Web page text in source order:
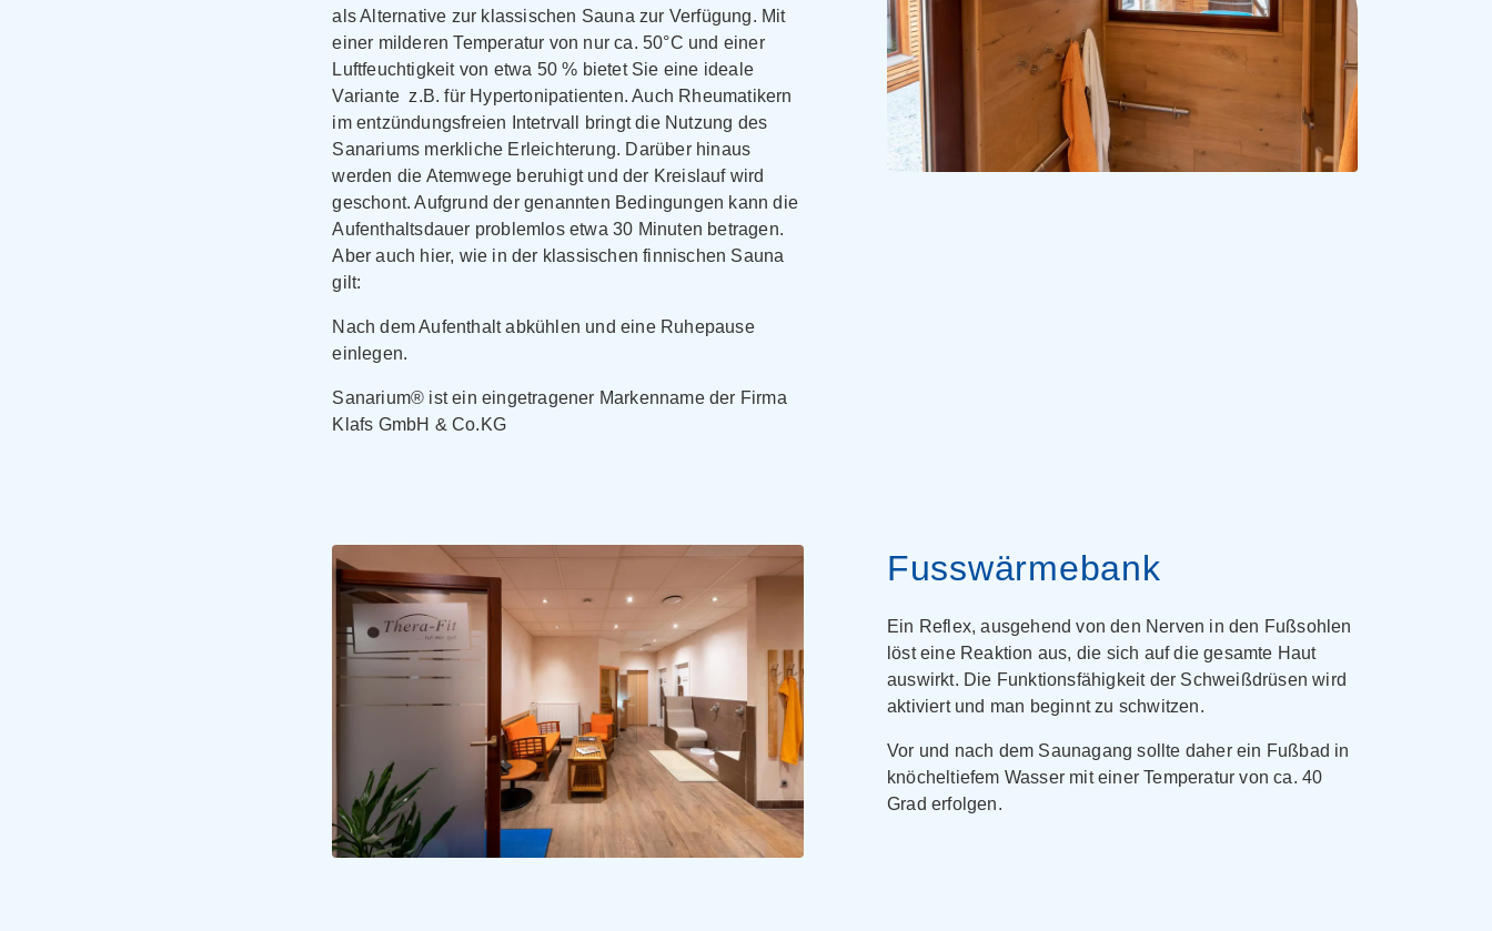
als Alternative zur klassischen Sauna zur Verfügung. Mit
einer milderen Temperatur von nur ca. 50°C und einer
Luftfeuchtigkeit von etwa 50 % bietet Sie eine ideale
Variante z.B. für Hypertonipatienten. Auch Rheumatikern
im entzündungsfreien Intetrvall bringt die Nutzung des
Sanariums merkliche Erleichterung. Darüber hinaus
werden die Atemwege beruhigt und der Kreislauf wird
geschont. Aufgrund der genannten Bedingungen kann die
Aufenthaltsdauer problemlos etwa 30 Minuten betragen.
Aber auch hier, wie in der klassischen finnischen Sauna
gilt:
Nach dem Aufenthalt abkühlen und eine Ruhepause
einlegen.
Sanarium® ist ein eingetragener Markenname der Firma
Klafs GmbH & Co.KG
Fusswärmebank
Ein Reflex, ausgehend von den Nerven in den Fußsohlen
löst eine Reaktion aus, die sich auf die gesamte Haut
auswirkt. Die Funktionsfähigkeit der Schweißdrüsen wird
aktiviert und man beginnt zu schwitzen.
Vor und nach dem Saunagang sollte daher ein Fußbad in
knöcheltiefem Wasser mit einer Temperatur von ca. 40
Grad erfolgen.